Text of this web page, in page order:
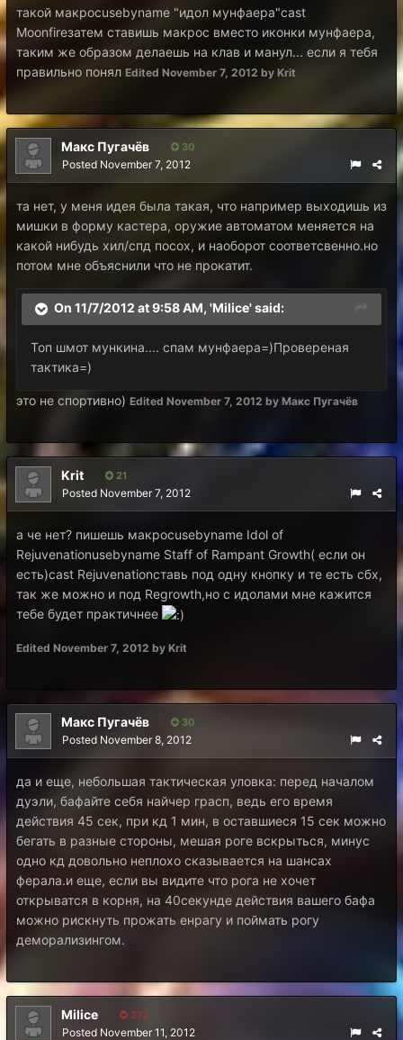
такой макросusebyname "идол мунфаера"cast
Moonfireзатем ставишь макрос вместо иконки мунфаера,
таким же образом делаешь на клав и манул... если я тебя
правильно понял Edited November 7, 2012 by Krit
Макс Пугачёв 30
Posted November 7, 2012
та нет, у меня идея была такая, что например выходишь из
мишки в форму кастера, оружие автоматом меняется на
какой нибудь хил/спд посох, и наоборот соответсвенно.но
потом мне объяснили что не прокатит.
On 11/7/2012 at 9:58 AM, 'Milice' said:
Топ шмот мункина.... спам мунфаера=)Провереная
тактика=)
это не спортивно) Edited November 7, 2012 by Макс Пугачёв
Krit 21
Posted November 7, 2012
а че нет? пишешь макросusebyname Idol of
Rejuvenationusebyname Staff of Rampant Growth( если он
есть)cast Rejuvenationставь под одну кнопку и те есть сбх,
так же можно и под Regrowth,но с идолами мне кажится
тебе будет практичнее
Edited November 7, 2012 by Krit
Макс Пугачёв 30
Posted November 8, 2012
да и еще, небольшая тактическая уловка: перед началом
дуэли, бафайте себя найчер грасп, ведь его время
действия 45 сек, при кд 1 мин, в оставшиеся 15 сек можно
бегать в разные стороны, мешая роге вскрыться, минус
одно кд довольно неплохо сказывается на шансах
ферала.и еще, если вы видите что рога не хочет
открыватся в корня, на 40секунде действия вашего бафа
можно рискнуть прожать енрагу и поймать рогу
деморализингом.
Milice 272
Posted November 11, 2012